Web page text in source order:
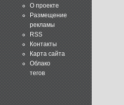
О проекте
Размещение
рекламы
RSS
Контакты
Карта сайта
Облако
тегов